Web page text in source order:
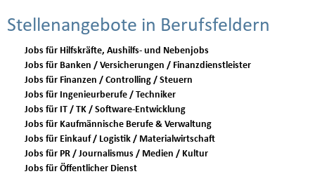
Stellenangebote in Berufsfeldern
Jobs für Hilfskräfte, Aushilfs- und Nebenjobs
Jobs für Banken / Versicherungen / Finanzdienstleister
Jobs für Finanzen / Controlling / Steuern
Jobs für Ingenieurberufe / Techniker
Jobs für IT / TK / Software-Entwicklung
Jobs für Kaufmännische Berufe & Verwaltung
Jobs für Einkauf / Logistik / Materialwirtschaft
Jobs für PR / Journalismus / Medien / Kultur
Jobs für Öffentlicher Dienst